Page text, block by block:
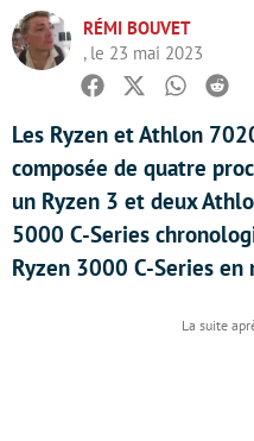
RÉMI BOUVET
, le 23 mai 2023
Facebook
TwitterWhatsapp
Reddit
Les Ryzen et Athlon
composée de quatre
un Ryzen 3 et deux
5000 C-Series
Ryzen 3000 C-Series